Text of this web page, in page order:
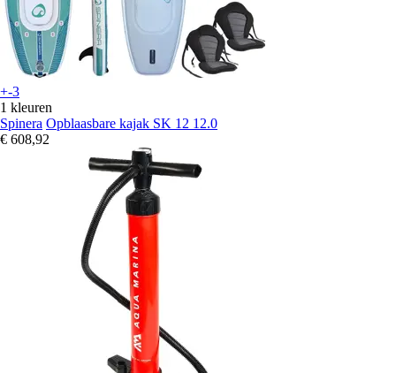
+-3
1 kleuren
Spinera Opblaasbare kajak SK 12 12.0
€ 608,92